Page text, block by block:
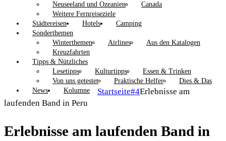
Neuseeland und Ozeanien
Canada
Weitere Fernreiseziele
Städtereisen
Hotels
Camping
Sonderthemen
Winterthemen
Airlines
Aus den Katalogen
Kreuzfahrten
Tipps & Nützliches
Lesetipps
Kulturtipps
Essen & Trinken
Von uns getestet
Praktische Helfer
Dies & Das
News
Kolumne Startseite#4Erlebnisse am
laufenden Band in Peru
Erlebnisse am laufenden Band in